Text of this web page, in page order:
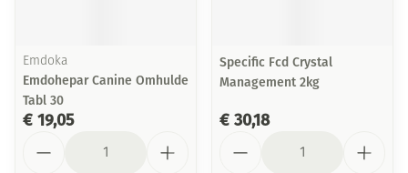
Emdoka
Emdohepar Canine Omhulde
Tabl 30
€ 19,05
Specific Fcd Crystal
Management 2kg
€ 30,18